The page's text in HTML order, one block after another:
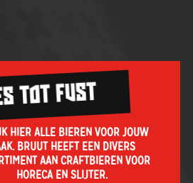
WELKOM,
WE
MOETEN
Yep,
ik
ben
18
TOT FUST
HIER ALLE BIEREN VOOR JOUW
BRUUT HEEFT EEN DIVERS
AAN CRAFTBIEREN VOOR
HORECA EN SLIJTER.